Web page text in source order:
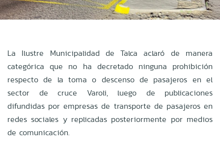
La Ilustre Municipalidad de Talca aclaró de manera
categórica que no ha decretado ninguna prohibición
respecto de la toma o descenso de pasajeros en el
sector de cruce Varoli, luego de publicaciones
difundidas por empresas de transporte de pasajeros en
redes sociales y replicadas posteriormente por medios
de comunicación.